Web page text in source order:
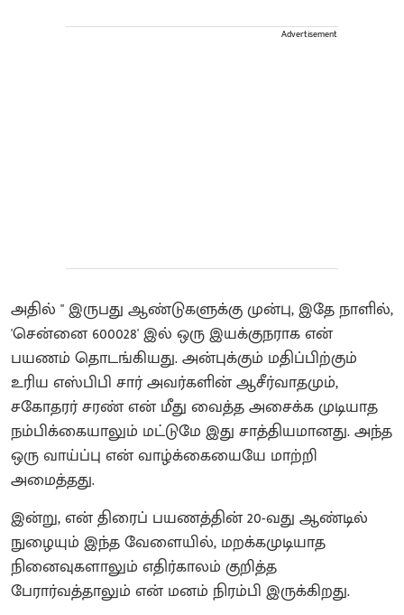
Advertisement
அதில் " ​இருபது ஆண்டுகளுக்கு முன்பு, இதே நாளில்,
'சென்னை 600028' இல் ஒரு இயக்குநராக என்
பயணம் தொடங்கியது. அன்புக்கும் மதிப்பிற்கும்
உரிய எஸ்பிபி சார் அவர்களின் ஆசீர்வாதமும்,
சகோதரர் சரண் என் மீது வைத்த அசைக்க முடியாத
நம்பிக்கையாலும் மட்டுமே இது சாத்தியமானது. அந்த
ஒரு வாய்ப்பு என் வாழ்க்கையையே மாற்றி
அமைத்தது.
இன்று, என் திரைப் பயணத்தின் 20-வது ஆண்டில்
நுழையும் இந்த வேளையில், மறக்கமுடியாத
நினைவுகளாலும் எதிர்காலம் குறித்த
பேரார்வத்தாலும் என் மனம் நிரம்பி இருக்கிறது.